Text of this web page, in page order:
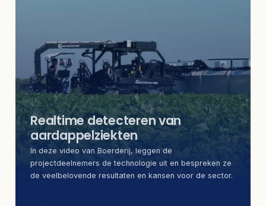
Realtime detecteren van
aardappelziekten
In deze video van Boerderij, leggen de
projectdeelnemers de technologie uit en bespreken ze
de veelbelovende resultaten en kansen voor de sector.